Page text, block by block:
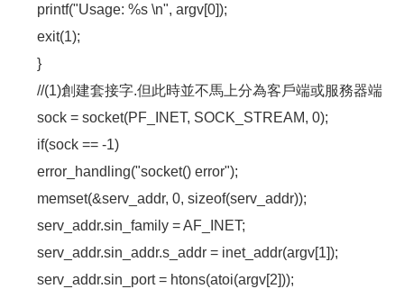
printf("Usage: %s \n", argv[0]);
exit(1);
}
//(1)創建套接字.但此時並不馬上分為客戶端或服務器端
sock = socket(PF_INET, SOCK_STREAM, 0);
if(sock == -1)
error_handling("socket() error");
memset(&serv_addr, 0, sizeof(serv_addr));
serv_addr.sin_family = AF_INET;
serv_addr.sin_addr.s_addr = inet_addr(argv[1]);
serv_addr.sin_port = htons(atoi(argv[2]));